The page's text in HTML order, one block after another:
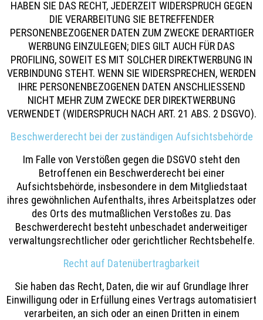
HABEN SIE DAS RECHT, JEDERZEIT WIDERSPRUCH GEGEN
DIE VERARBEITUNG SIE BETREFFENDER
PERSONENBEZOGENER DATEN ZUM ZWECKE DERARTIGER
WERBUNG EINZULEGEN; DIES GILT AUCH FÜR DAS
PROFILING, SOWEIT ES MIT SOLCHER DIREKTWERBUNG IN
VERBINDUNG STEHT. WENN SIE WIDERSPRECHEN, WERDEN
IHRE PERSONENBEZOGENEN DATEN ANSCHLIESSEND
NICHT MEHR ZUM ZWECKE DER DIREKTWERBUNG
VERWENDET (WIDERSPRUCH NACH ART. 21 ABS. 2 DSGVO).
Beschwerde­recht bei der zuständigen Aufsichts­behörde
Im Falle von Verstößen gegen die DSGVO steht den
Betroffenen ein Beschwerderecht bei einer
Aufsichtsbehörde, insbesondere in dem Mitgliedstaat
ihres gewöhnlichen Aufenthalts, ihres Arbeitsplatzes oder
des Orts des mutmaßlichen Verstoßes zu. Das
Beschwerderecht besteht unbeschadet anderweitiger
verwaltungsrechtlicher oder gerichtlicher Rechtsbehelfe.
Recht auf Daten­übertrag­barkeit
Sie haben das Recht, Daten, die wir auf Grundlage Ihrer
Einwilligung oder in Erfüllung eines Vertrags automatisiert
verarbeiten, an sich oder an einen Dritten in einem